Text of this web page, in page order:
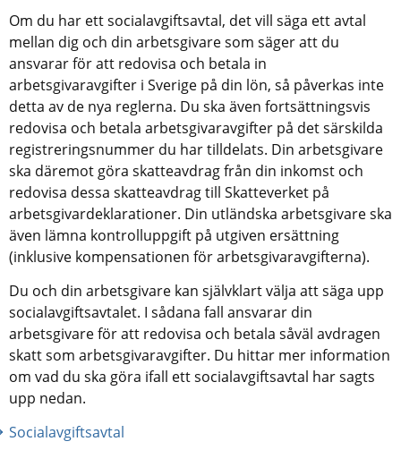
Om du har ett socialavgiftsavtal, det vill säga ett avtal
mellan dig och din arbetsgivare som säger att du
ansvarar för att redovisa och betala in
arbetsgivaravgifter i Sverige på din lön, så påverkas inte
detta av de nya reglerna. Du ska även fortsättningsvis
redovisa och betala arbetsgivaravgifter på det särskilda
registreringsnummer du har tilldelats. Din arbetsgivare
ska däremot göra skatteavdrag från din inkomst och
redovisa dessa skatteavdrag till Skatteverket på
arbetsgivardeklarationer. Din utländska arbetsgivare ska
även lämna kontrolluppgift på utgiven ersättning
(inklusive kompensationen för arbetsgivaravgifterna).
Du och din arbetsgivare kan självklart välja att säga upp
socialavgiftsavtalet. I sådana fall ansvarar din
arbetsgivare för att redovisa och betala såväl avdragen
skatt som arbetsgivaravgifter. Du hittar mer information
om vad du ska göra ifall ett socialavgiftsavtal har sagts
upp nedan.
Socialavgiftsavtal